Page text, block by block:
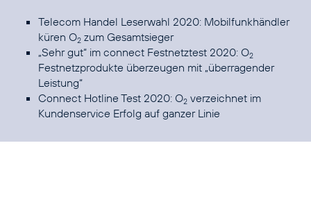
Telecom Handel Leserwahl 2020: Mobilfunkhändler
küren O2 zum Gesamtsieger
„Sehr gut“ im connect Festnetztest 2020: O2
Festnetzprodukte überzeugen mit „überragender
Leistung“
Connect Hotline Test 2020: O2 verzeichnet im
Kundenservice Erfolg auf ganzer Linie